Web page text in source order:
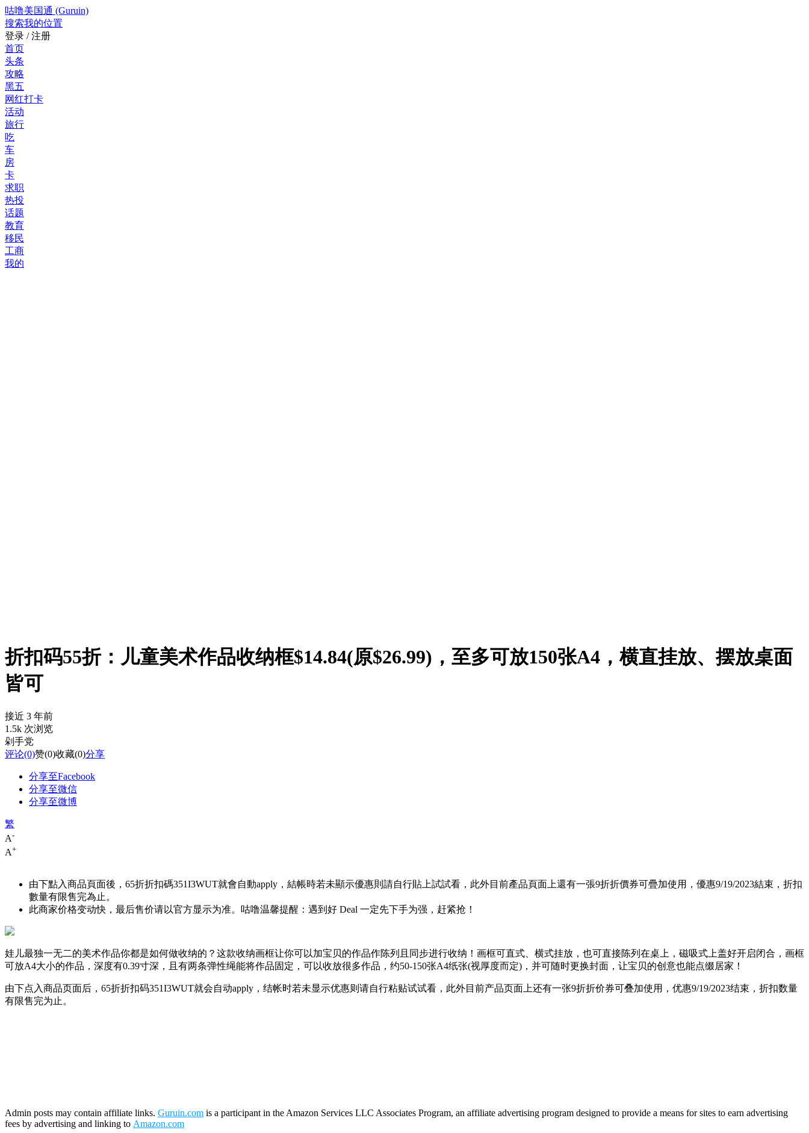
咕噜美国通 (Guruin)
搜索我的位置
登录 / 注册
首页
头条
攻略
黑五
网红打卡
活动
旅行
吃
车
房
卡
求职
热投
话题
教育
移民
工商
我的
折扣码55折：儿童美术作品收纳框$14.84(原$26.99)，至多可放150张A4，横直挂放、摆放桌面
皆可
接近 3 年前
1.5k 次浏览
剁手党
评论(0)赞(0)收藏(0)分享
分享至Facebook
分享至微信
分享至微博
繁
A-
A+
由下點入商品頁面後，65折折扣碼351I3WUT就會自動apply，結帳時若未顯示優惠則請自行貼上試試看，此外目前產品頁面上還有一張9折折價券可疊加使用，優惠9/19/2023結束，折扣
數量有限售完為止。
此商家价格变动快，最后售价请以官方显示为准。咕噜温馨提醒：遇到好 Deal 一定先下手为强，赶紧抢！
娃儿最独一无二的美术作品你都是如何做收纳的？这款收纳画框让你可以加宝贝的作品作陈列且同步进行收纳！画框可直式、横式挂放，也可直接陈列在桌上，磁吸式上盖好开启闭合，画框
可放A4大小的作品，深度有0.39寸深，且有两条弹性绳能将作品固定，可以收放很多作品，约50-150张A4纸张(视厚度而定)，并可随时更换封面，让宝贝的创意也能点缀居家！
由下点入商品页面后，65折折扣码351I3WUT就会自动apply，结帐时若未显示优惠则请自行粘贴试试看，此外目前产品页面上还有一张9折折价券可叠加使用，优惠9/19/2023结束，折扣数量
有限售完为止。
Admin posts may contain affiliate links. Guruin.com is a participant in the Amazon Services LLC Associates Program, an affiliate advertising program designed to provide a means for sites to earn advertising
fees by advertising and linking to Amazon.com